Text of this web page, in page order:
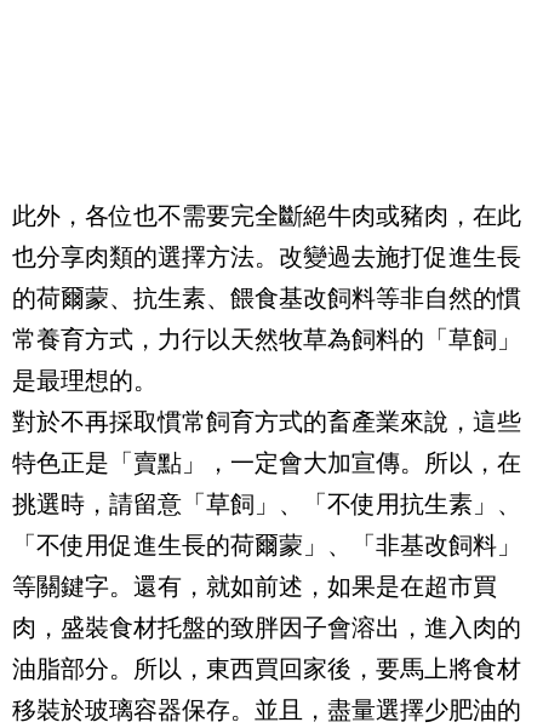
此外，各位也不需要完全斷絕牛肉或豬肉，在此
也分享肉類的選擇方法。改變過去施打促進生長
的荷爾蒙、抗生素、餵食基改飼料等非自然的慣
常養育方式，力行以天然牧草為飼料的「草飼」
是最理想的。
對於不再採取慣常飼育方式的畜產業來說，這些
特色正是「賣點」，一定會大加宣傳。所以，在
挑選時，請留意「草飼」、「不使用抗生素」、
「不使用促進生長的荷爾蒙」、「非基改飼料」
等關鍵字。還有，就如前述，如果是在超市買
肉，盛裝食材托盤的致胖因子會溶出，進入肉的
油脂部分。所以，東西買回家後，要馬上將食材
移裝於玻璃容器保存。並且，盡量選擇少肥油的